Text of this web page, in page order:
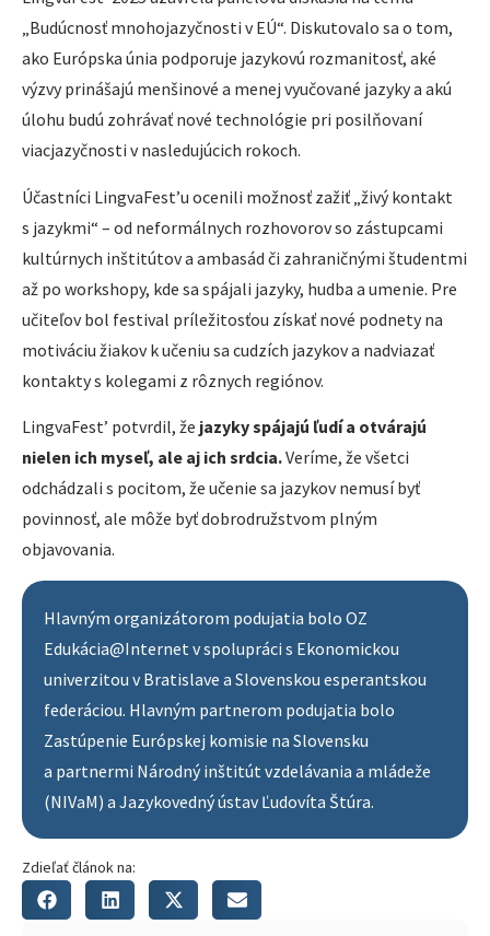
„Budúcnosť mnohojazyčnosti v EÚ“. Diskutovalo sa o tom,
ako Európska únia podporuje jazykovú rozmanitosť, aké
výzvy prinášajú menšinové a menej vyučované jazyky a akú
úlohu budú zohrávať nové technológie pri posilňovaní
viacjazyčnosti v nasledujúcich rokoch.
Účastníci LingvaFest’u ocenili možnosť zažiť „živý kontakt
s jazykmi“ – od neformálnych rozhovorov so zástupcami
kultúrnych inštitútov a ambasád či zahraničnými študentmi
až po workshopy, kde sa spájali jazyky, hudba a umenie. Pre
učiteľov bol festival príležitosťou získať nové podnety na
motiváciu žiakov k učeniu sa cudzích jazykov a nadviazať
kontakty s kolegami z rôznych regiónov.
LingvaFest’ potvrdil, že jazyky spájajú ľudí a otvárajú
nielen ich myseľ, ale aj ich srdcia.Veríme, že všetci
odchádzali s pocitom, že učenie sa jazykov nemusí byť
povinnosť, ale môže byť dobrodružstvom plným
objavovania.
Hlavným organizátorom podujatia bolo OZ
Edukácia@Internet v spolupráci s Ekonomickou
univerzitou v Bratislave a Slovenskou esperantskou
federáciou. Hlavným partnerom podujatia bolo
Zastúpenie Európskej komisie na Slovensku
a partnermi Národný inštitút vzdelávania a mládeže
(NIVaM) a Jazykovedný ústav Ľudovíta Štúra.
Zdieľať článok na: